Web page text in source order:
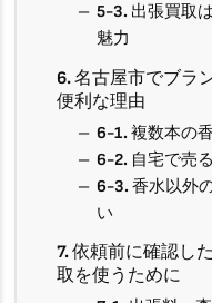
5-3. 出張買取
魅力
6. 名古屋市でブラ
便利な理由
6-1. 複数本の
6-2. 自宅で売
6-3. 香水以外
い
7. 依頼前に確認し
取を使うために